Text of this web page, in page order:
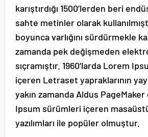
karıştırdığı 1500’lerden beri
sahte metinler olarak
boyunca varlığını sürdürmekle
zamanda pek değişmeden
sıçramıştır. 1960’larda Lorem
içeren Letraset yapraklarının
yakın zamanda Aldus
Ipsum sürümleri içeren masaüstü
yazılımları ile popüler olmuştur.